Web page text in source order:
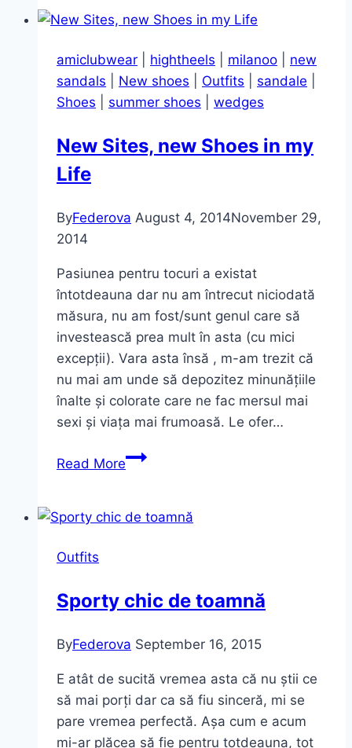
amiclubwear hightheels milanoo
new
sandals
New shoes Outfits sandale
Shoes
summer shoes wedges
New Sites, new Shoes in my
Life
ByFederova August 4, 2014November 29,
2014
Pasiunea pentru tocuri a existat
întotdeauna dar nu am întrecut niciodată
măsura, nu am fost/sunt genul care să
investească prea mult în asta (cu mici
excepții). Vara asta însă , m-am trezit că
nu mai am unde să depozitez minunățiile
înalte și colorate care ne fac mersul mai
sexi și viața mai frumoasă. Le ofer…
Read MoreNew
Shoes
Outfits
Sporty chic de toamnă
ByFederova September 16, 2015
E atât de sucită vremea asta că nu știi ce
să mai porți dar ca să fiu sinceră, mi se
pare vremea perfectă. Așa cum e acum
mi-ar plăcea să fie pentru totdeauna, tot